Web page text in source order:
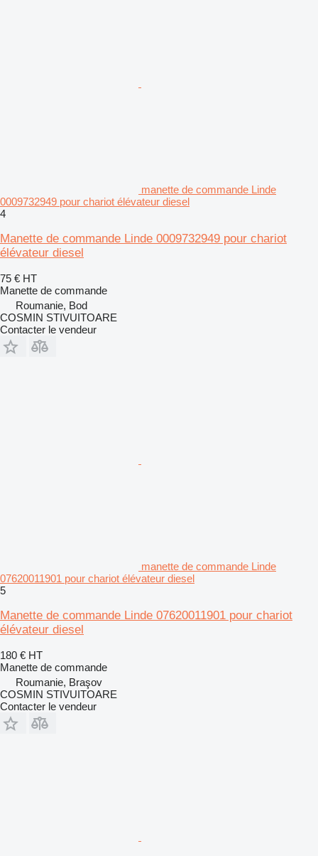
manette de commande Linde
0009732949 pour chariot élévateur diesel
4
Manette de commande Linde 0009732949 pour chariot
élévateur diesel
75 € HT
Manette de commande
Roumanie, Bod
COSMIN STIVUITOARE
Contacter le vendeur
manette de commande Linde
07620011901 pour chariot élévateur diesel
5
Manette de commande Linde 07620011901 pour chariot
élévateur diesel
180 € HT
Manette de commande
Roumanie, Braşov
COSMIN STIVUITOARE
Contacter le vendeur